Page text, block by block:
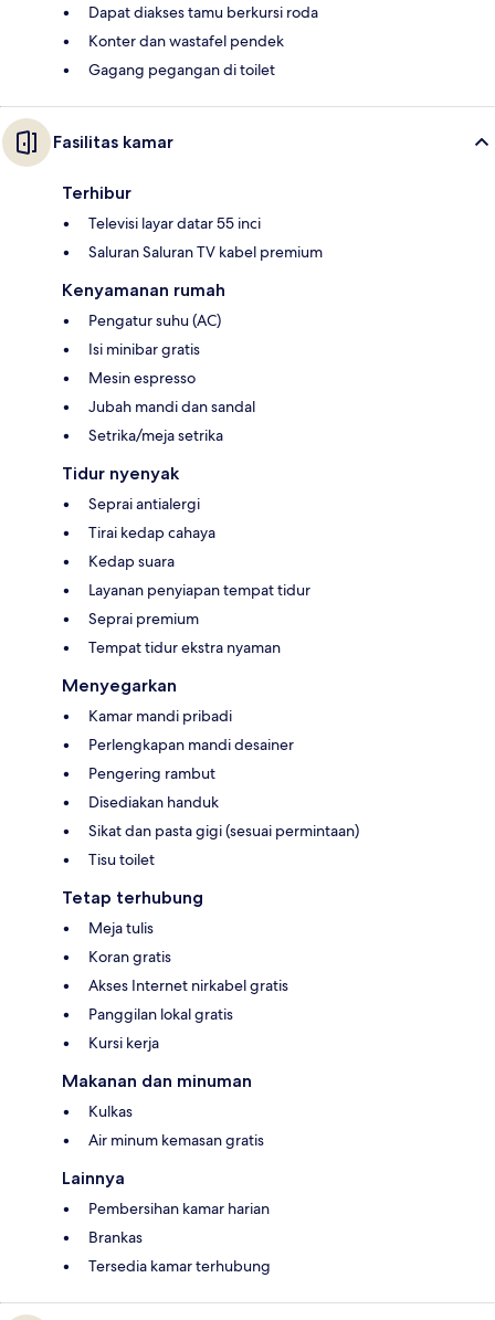
Dapat diakses tamu berkursi roda
Konter dan wastafel pendek
Gagang pegangan di toilet
Fasilitas kamar
Terhibur
Televisi layar datar 55 inci
Saluran Saluran TV kabel premium
Kenyamanan rumah
Pengatur suhu (AC)
Isi minibar gratis
Mesin espresso
Jubah mandi dan sandal
Setrika/meja setrika
Tidur nyenyak
Seprai antialergi
Tirai kedap cahaya
Kedap suara
Layanan penyiapan tempat tidur
Seprai premium
Tempat tidur ekstra nyaman
Menyegarkan
Kamar mandi pribadi
Perlengkapan mandi desainer
Pengering rambut
Disediakan handuk
Sikat dan pasta gigi (sesuai permintaan)
Tisu toilet
Tetap terhubung
Meja tulis
Koran gratis
Akses Internet nirkabel gratis
Panggilan lokal gratis
Kursi kerja
Makanan dan minuman
Kulkas
Air minum kemasan gratis
Lainnya
Pembersihan kamar harian
Brankas
Tersedia kamar terhubung